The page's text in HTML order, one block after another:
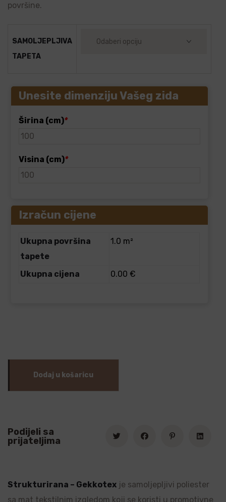
površine.
SAMOLJEPLJIVA
TAPETA
Unesite dimenziju Vašeg zida
Širina (cm)*
Visina (cm)*
Izračun cijene
Ukupna površina
tapete
1.0 m²
Ukupna cijena 0.00 €
Dodaj u košaricu
Podijeli sa
prijateljima
Strukturirana – Gekkotex je samoljepljivi poliester
sa mat tekstilnim izgledom koji se koristi u promotivne